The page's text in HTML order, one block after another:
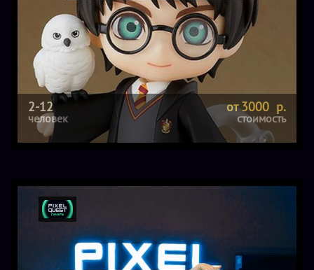
2-12
человек
от 3000 р.
стоимость